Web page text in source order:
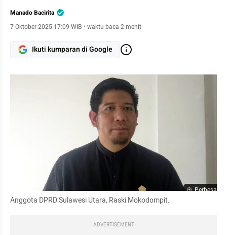
Manado Bacirita
7 Oktober 2025 17:09 WIB · waktu baca 2 menit
Ikuti kumparan di Google
Perbesar
Anggota DPRD Sulawesi Utara, Raski Mokodompit.
ADVERTISEMENT